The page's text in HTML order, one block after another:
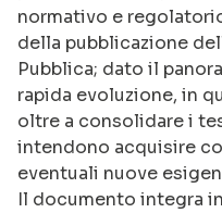
normativo e
della pubblicazione
Pubblica; dato il
rapida evoluzione, in
oltre a consolidare i
intendono acquisire
eventuali nuove
Il documento integra